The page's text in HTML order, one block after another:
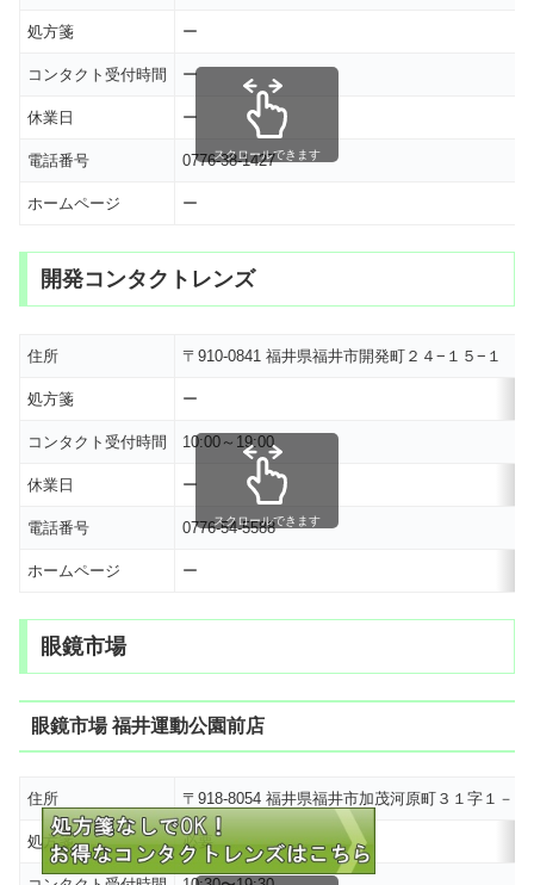
処方箋 ー
コンタクト受付時間 ー
休業日 ー
電話番号 0776-38-1427
ホームページ ー
スクロールできます
開発コンタクトレンズ
住所 〒910-0841 福井県福井市開発町２４−１５−１
処方箋 ー
コンタクト受付時間 10:00～19:00
休業日 ー
電話番号 0776-54-5588
ホームページ ー
スクロールできます
眼鏡市場
眼鏡市場 福井運動公園前店
住所 〒918-8054 福井県福井市加茂河原町３１字１－
処方箋 必要